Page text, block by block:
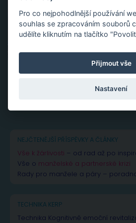
NEJČTENĚJŠÍ PŘÍSPĚVKY A ČLÁNKY
Vše k žárlivosti – od rad až po
Vše o manželské a partnerské krizi
Rady pro manžele a páry –
TECHNIKA KERP
Technika Kognitivně emoční
Pro co nejpohodlnější používání
souhlas se zpracováním souborů
udělíte kliknutím na tlačítko
Přijmout vše
Nastavení